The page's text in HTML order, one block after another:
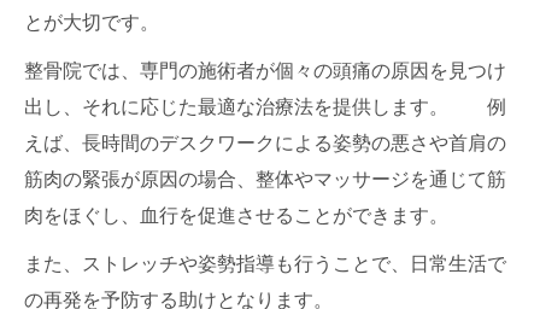
とが大切です。
整骨院では、専門の施術者が個々の頭痛の原因を見つけ
出し、それに応じた最適な治療法を提供します。 例
えば、長時間のデスクワークによる姿勢の悪さや首肩の
筋肉の緊張が原因の場合、整体やマッサージを通じて筋
肉をほぐし、血行を促進させることができます。
また、ストレッチや姿勢指導も行うことで、日常生活で
の再発を予防する助けとなります。